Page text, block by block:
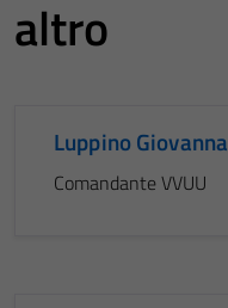
altro
Luppino Giovanna
Comandante VVUU